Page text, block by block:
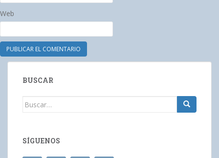
Web
BUSCAR
Buscar:
SÍGUENOS